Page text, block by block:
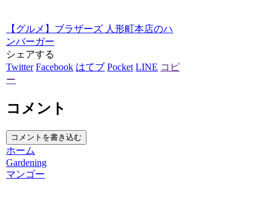
【グルメ】ブラザーズ 人形町本店のハ
ンバーガー
シェアする
Twitter Facebook はてブ Pocket LINE コピ
ー
コメント
コメントを書き込む
ホーム
Gardening
マンゴー